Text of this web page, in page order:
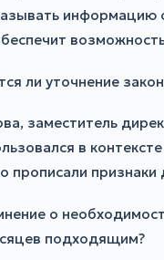
информацию
ли уточнение
заместитель
в
прописали признаки
о
подходящим?